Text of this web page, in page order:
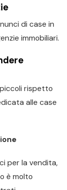
di case in
immobiliari.
rispetto
alle case
per la vendita,
è molto